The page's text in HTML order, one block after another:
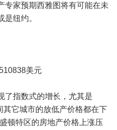
专家预期西雅图将有可能在未
纽约。
美元
了指数式的增长，尤其是
它城市的放低产价格都在下
顿特区的房地产价格上涨压